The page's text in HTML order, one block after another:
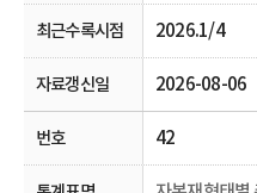
2026.1/4
2026-08-06
42